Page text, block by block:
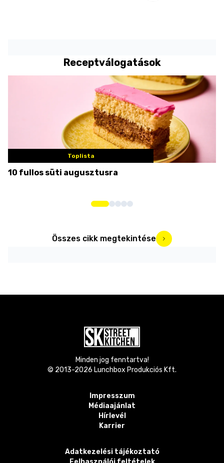
Receptválogatások
Toplista
10 fullos süti augusztusra
Összes cikk megtekintése
Minden jog fenntartva!
© 2013-2026 Lunchbox Produkciós Kft.
Impresszum
Médiaajánlat
Hírlevél
Karrier
Adatkezelési tájékoztató